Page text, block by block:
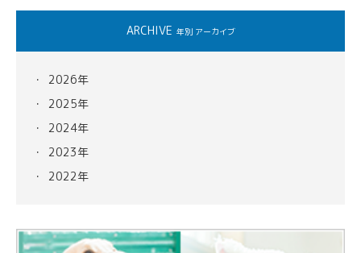
ARCHIVE 年別 アーカイブ
2026年
2025年
2024年
2023年
2022年